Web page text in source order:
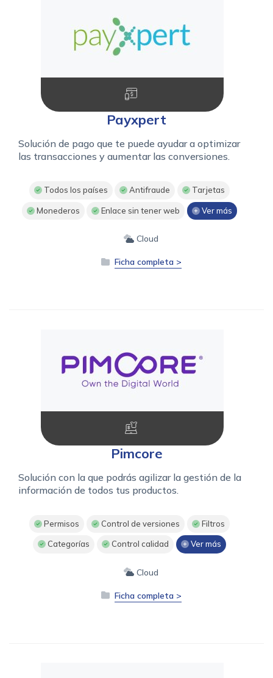
Payxpert
Solución de pago que te puede ayudar a optimizar
las transacciones y aumentar las conversiones.
Todos los países Antifraude Tarjetas
Monederos Enlace sin tener web Ver más
Cloud
Ficha completa >
Pimcore
Solución con la que podrás agilizar la gestión de la
información de todos tus productos.
Permisos Control de versiones Filtros
Categorías Control calidad Ver más
Cloud
Ficha completa >